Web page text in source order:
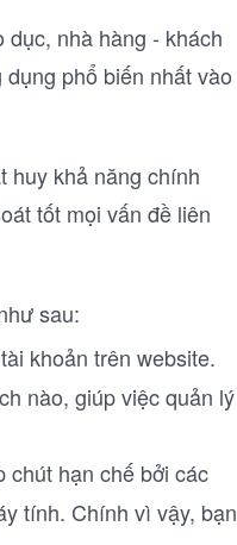
nhà hàng - khách
phổ biến nhất vào
huy khả năng chính
tốt mọi vấn đề liên
sau:
khoản trên website.
nào, giúp việc quản lý
chút hạn chế bởi các
tính. Chính vì vậy, bạn